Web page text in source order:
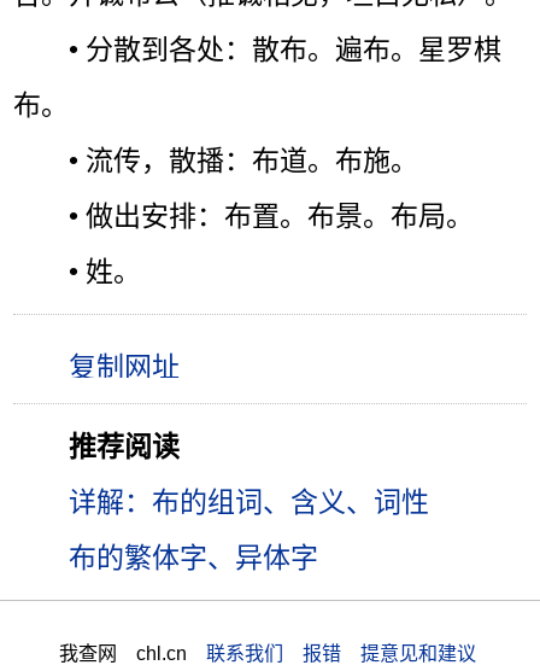
• 分散到各处：散布。遍布。星罗棋
布。
• 流传，散播：布道。布施。
• 做出安排：布置。布景。布局。
• 姓。
推荐阅读
详解：布的组词、含义、词性
布的繁体字、异体字
我查网 chl.cn 联系我们 报错 提意见和建议